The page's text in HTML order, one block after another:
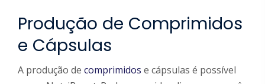
Produção de Comprimidos
e Cápsulas
A produção de comprimidos e cápsulas é possível